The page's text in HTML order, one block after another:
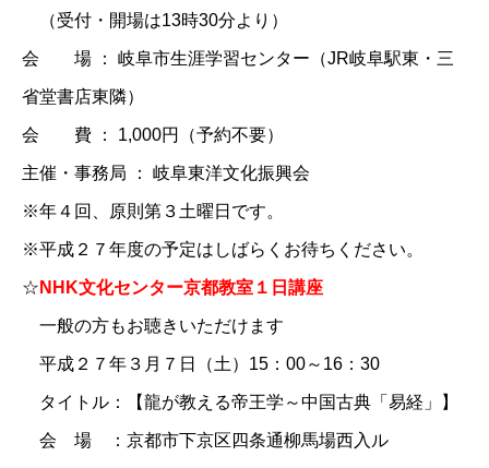
（受付・開場は13時30分より）
会 場 ： 岐阜市生涯学習センター（JR岐阜駅東・三
省堂書店東隣）
会 費 ： 1,000円（予約不要）
主催・事務局 ： 岐阜東洋文化振興会
※年４回、原則第３土曜日です。
※平成２７年度の予定はしばらくお待ちください。
☆ NHK文化センター京都教室１日講座
一般の方もお聴きいただけます
平成２７年３月７日（土）15：00～16：30
タイトル：【龍が教える帝王学～中国古典「易経」】
会 場 ：京都市下京区四条通柳馬場西入ル